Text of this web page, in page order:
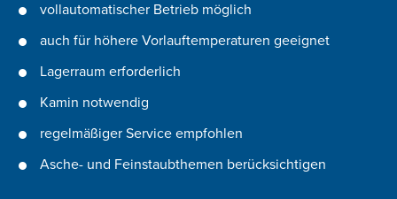
vollautomatischer Betrieb möglich
auch für höhere Vorlauftemperaturen geeignet
Lagerraum erforderlich
Kamin notwendig
regelmäßiger Service empfohlen
Asche- und Feinstaubthemen berücksichtigen